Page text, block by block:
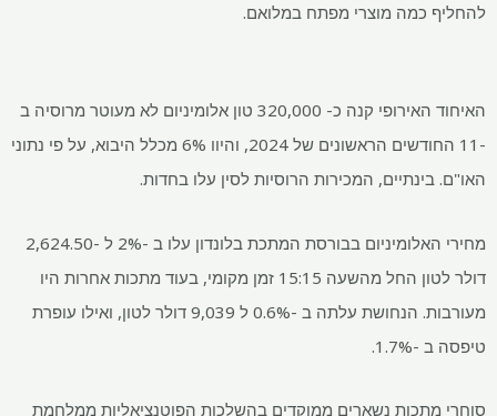
להחליף כמה מוצרי מפתח במלואם.
האיחוד האירופי קנה כ- 320,000 טון אלומיניום לא מעוטר מרוסיה ב
-11 החודשים הראשונים של 2024, והיוו 6% מכלל היבוא, על פי נתוני
האו"ם. בינתיים, המכירות הרוסיות לסין עלו בחדות.
מחירי האלומיניום בבורסת המתכת בלונדון עלו ב -2% ל -2,624.50
דולר לטון החל מהשעה 15:15 זמן מקומי, בעוד מתכות אחרות היו
מעורבות. הנחושת עלתה ב -0.6% ל 9,039 דולר לטון, ואילו עופרת
טיפסה ב -1.7%.
סוחרי מתכות נשארים ממוקדים בהשלכות הפוטנציאליות ממלחמת